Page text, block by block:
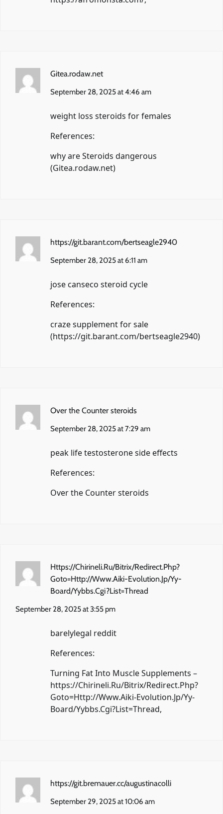
Gitea.rodaw.net
September 28, 2025 at 4:46 am
weight loss steroids for females
References:
why are Steroids dangerous
(Gitea.rodaw.net)
https://git.barant.com/bertseagle2940
September 28, 2025 at 6:11 am
jose canseco steroid cycle
References:
craze supplement for sale
(https://git.barant.com/bertseagle2940)
Over the Counter steroids
September 28, 2025 at 7:29 am
peak life testosterone side effects
References:
Over the Counter steroids
Https://Chirineli.Ru/Bitrix/Redirect.Php?
Goto=Http://Www.Aiki-Evolution.Jp/Yy-
Board/Yybbs.Cgi?List=Thread
September 28, 2025 at 3:55 pm
barelylegal reddit
References:
Turning Fat Into Muscle Supplements –
https://Chirineli.Ru/Bitrix/Redirect.Php?
Goto=Http://Www.Aiki-Evolution.Jp/Yy-
Board/Yybbs.Cgi?List=Thread,
https://git.bremauer.cc/augustinacolli
September 29, 2025 at 10:06 am